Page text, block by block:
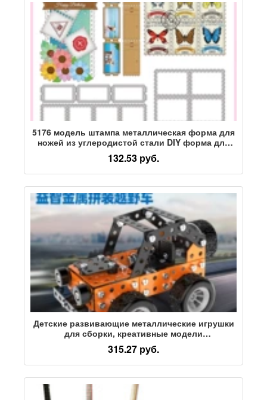
5176 модель штампа металлическая форма для
ножей из углеродистой стали DIY форма для
резки ножей трансграничная поставка май 2023
новый стиль
132.53 руб.
Детские развивающие металлические игрушки
для сборки, креативные модели
внедорожников, сборка строительных блоков,
винтов и гаек, разборка и сборка,
трансграничная торговля
315.27 руб.